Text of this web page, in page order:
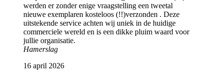
werden er zonder enige vraagstelling een tweetal
nieuwe exemplaren kosteloos (!!)verzonden . Deze
uitstekende service achten wij uniek in de huidige
commerciele wereld en is een dikke pluim waard voor
jullie organisatie.
Hamerslag
16 april 2026